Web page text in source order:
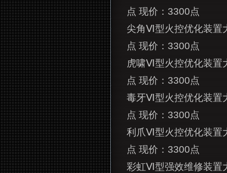
点 现价：3300点
尖角Ⅵ型火控优化装置
点 现价：3300点
虎啸Ⅵ型火控优化装置
点 现价：3300点
毒牙Ⅵ型火控优化装置
点 现价：3300点
利爪Ⅵ型火控优化装置
点 现价：3300点
彩虹Ⅵ型强效维修装置